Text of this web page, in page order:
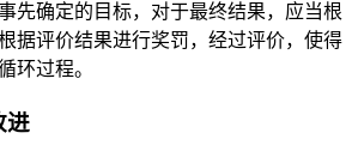
先确定的目标，对于最终结果，应当根
据评价结果进行奖罚，经过评价，使得
环过程。
进